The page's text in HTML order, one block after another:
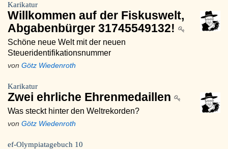
Karikatur
Willkommen auf der Fiskuswelt,
Abgabenbürger 31745549132!
Schöne neue Welt mit der neuen
Steueridentifikationsnummer
von Götz Wiedenroth
Karikatur
Zwei ehrliche Ehrenmedaillen
Was steckt hinter den Weltrekorden?
von Götz Wiedenroth
ef-Olympiatagebuch 10